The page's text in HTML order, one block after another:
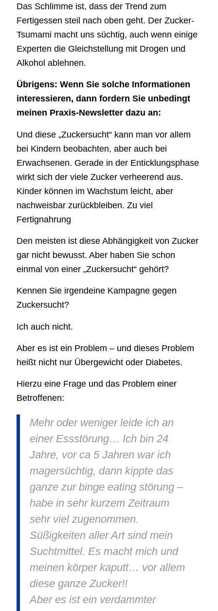
Das Schlimme ist, dass der Trend zum
Fertigessen steil nach oben geht. Der Zucker-
Tsumami macht uns süchtig, auch wenn einige
Experten die Gleichstellung mit Drogen und
Alkohol ablehnen.
Übrigens: Wenn Sie solche Informationen
interessieren, dann fordern Sie unbedingt
meinen Praxis-Newsletter dazu an:
Und diese „Zuckersucht“ kann man vor allem
bei Kindern beobachten, aber auch bei
Erwachsenen. Gerade in der Enticklungsphase
wirkt sich der viele Zucker verheerend aus.
Kinder können im Wachstum leicht, aber
nachweisbar zurückbleiben. Zu viel
Fertignahrung
Den meisten ist diese Abhängigkeit von Zucker
gar nicht bewusst. Aber haben Sie schon
einmal von einer „Zuckersucht“ gehört?
Kennen Sie irgendeine Kampagne gegen
Zuckersucht?
Ich auch nicht.
Aber es ist ein Problem – und dieses Problem
heißt nicht nur Übergewicht oder Diabetes.
Hierzu eine Frage und das Problem einer
Betroffenen:
Mehr oder weniger leide ich an
einer Essstörung… Ich bin 24
Jahre, vor ca 5 Jahren war ich
magersüchtig, dann kippte das
ganze zur binge eating störung –
habe in sehr kurzem Zeitraum
sehr viel zugenommen.
Süßigkeiten aller Art sind mein
Suchtmittel. Es macht mich und
meinen körper kaputt… vor allem
diese ganze Zucker!!
Aber es ist ein verdammter